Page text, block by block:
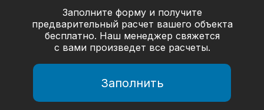
Заполните форму и получите
предварительный расчет вашего объекта
бесплатно. Наш менеджер свяжется
с вами произведет все расчеты.
Заполнить